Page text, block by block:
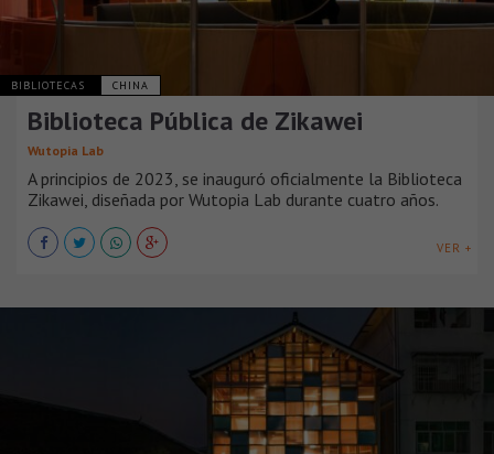
BIBLIOTECAS CHINA
Biblioteca Pública de Zikawei
Wutopia Lab
A principios de 2023, se inauguró oficialmente la Biblioteca
Zikawei, diseñada por Wutopia Lab durante cuatro años.
VER +